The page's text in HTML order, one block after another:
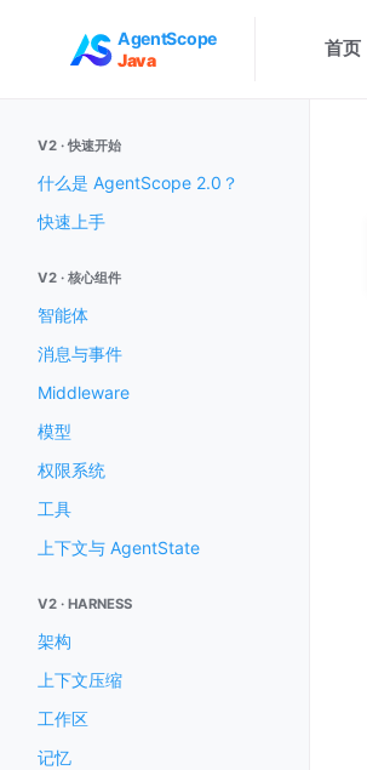
AgentScope
Java
首页
V2 · 快速开始
什么是 AgentScope 2.0？
快速上手
V2 · 核心组件
智能体
消息与事件
Middleware
模型
权限系统
工具
上下文与 AgentState
V2 · HARNESS
架构
上下文压缩
工作区
记忆